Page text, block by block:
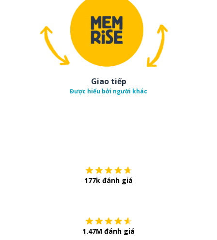
Giao tiếp
Được hiểu bởi người khác
177k đánh giá
1.47M đánh giá